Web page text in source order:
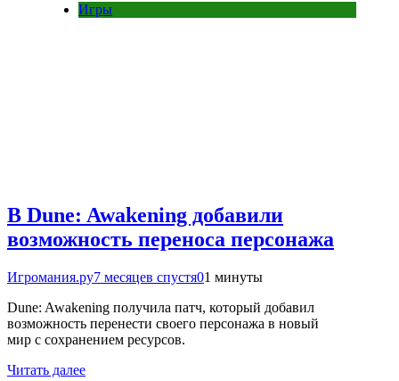
Игры
В Dune: Awakening добавили
возможность переноса персонажа
Игромания.ру7 месяцев спустя01 минуты
Dune: Awakening получила патч, который добавил
возможность перенести своего персонажа в новый
мир с сохранением ресурсов.
Читать далее